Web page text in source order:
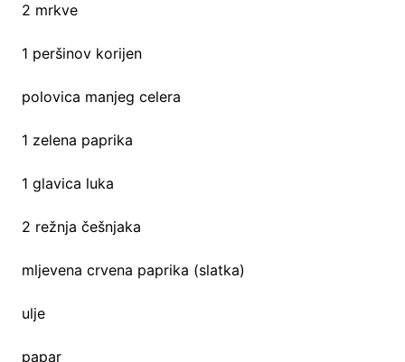
2 mrkve
1 peršinov korijen
polovica manjeg celera
1 zelena paprika
1 glavica luka
2 režnja češnjaka
mljevena crvena paprika (slatka)
ulje
papar